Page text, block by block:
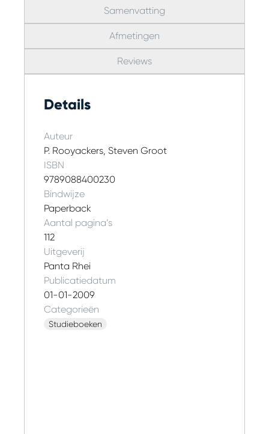
zijn natuurlijk taalspelen opgenomen die
gericht zijn op mondeling en schriftelijk
ontwikkelen van het taalgevoel en de
woordenschat. Dit allemaal door middel van
illustratiespelen, verhaalspelen, gevoelspelen,
muzikale taalspelen, schrijfspelen,
Samenvatting
Afmetingen
Reviews
Details
Auteur
P. Rooyackers, Steven Groot
ISBN
9789088400230
Bindwijze
Paperback
Aantal pagina’s
112
Uitgeverij
Panta Rhei
Publicatiedatum
01-01-2009
Categorieën
Studieboeken